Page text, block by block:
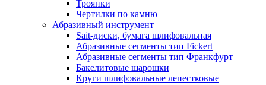
Троянки
Чертилки по камню
Абразивный инструмент
Sait-диски, бумага шлифовальная
Абразивные сегменты тип Fickert
Абразивные сегменты тип Франкфурт
Бакелитовые шарошки
Круги шлифовальные лепестковые